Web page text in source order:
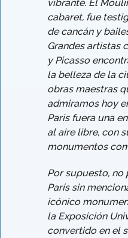
vibrante. El
cabaret, fue
de cancán y
Grandes artistas
y Picasso
la belleza de la
obras maestras
admiramos hoy
Paris fuera una
al aire libre, con
monumentos
Por supuesto, no
París sin
icónico
la Exposición
convertido en el